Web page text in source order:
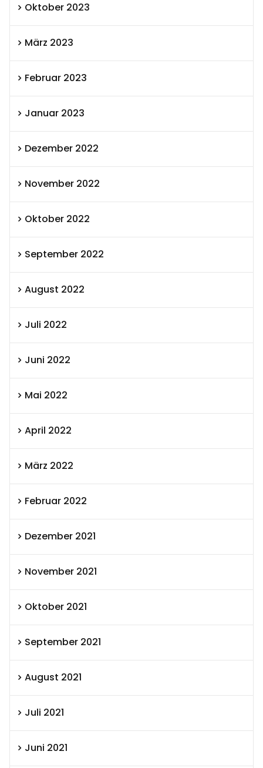
Oktober 2023
März 2023
Februar 2023
Januar 2023
Dezember 2022
November 2022
Oktober 2022
September 2022
August 2022
Juli 2022
Juni 2022
Mai 2022
April 2022
März 2022
Februar 2022
Dezember 2021
November 2021
Oktober 2021
September 2021
August 2021
Juli 2021
Juni 2021